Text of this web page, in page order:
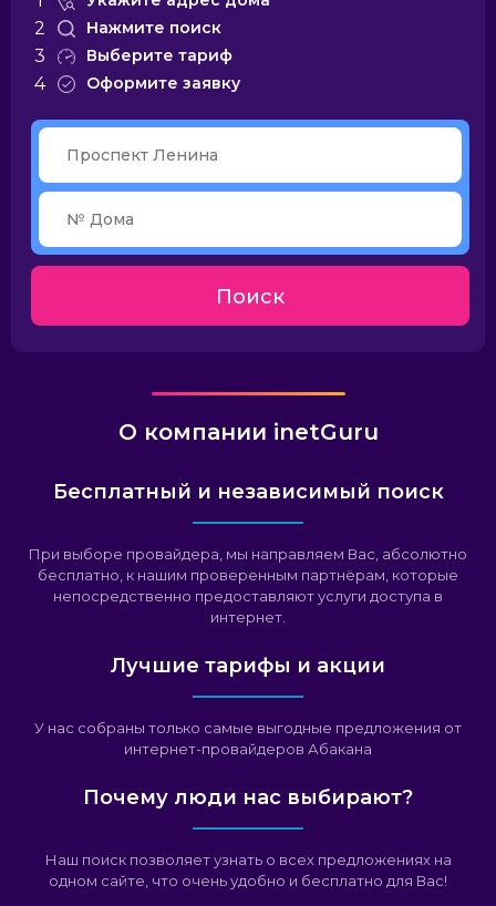
2 Нажмите поиск
3 Выберите тариф
4 Оформите заявку
Поиск
О компании inetGuru
Бесплатный и независимый поиск
При выборе провайдера, мы направляем Вас, абсолютно
бесплатно, к нашим проверенным партнёрам, которые
непосредственно предоставляют услуги доступа в
интернет.
Лучшие тарифы и акции
У нас собраны только самые выгодные предложения от
интернет-провайдеров Абакана
Почему люди нас выбирают?
Наш поиск позволяет узнать о всех предложениях на
одном сайте, что очень удобно и бесплатно для Вас!